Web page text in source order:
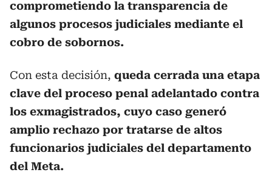
comprometiendo la transparencia de
algunos procesos judiciales mediante el
cobro de sobornos.
Con esta decisión, queda cerrada una etapa
clave del proceso penal adelantado contra
los exmagistrados, cuyo caso generó
amplio rechazo por tratarse de altos
funcionarios judiciales del departamento
del Meta.